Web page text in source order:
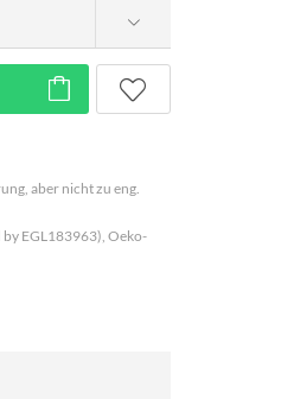
aber nicht zu eng.
EGL183963), Oeko-